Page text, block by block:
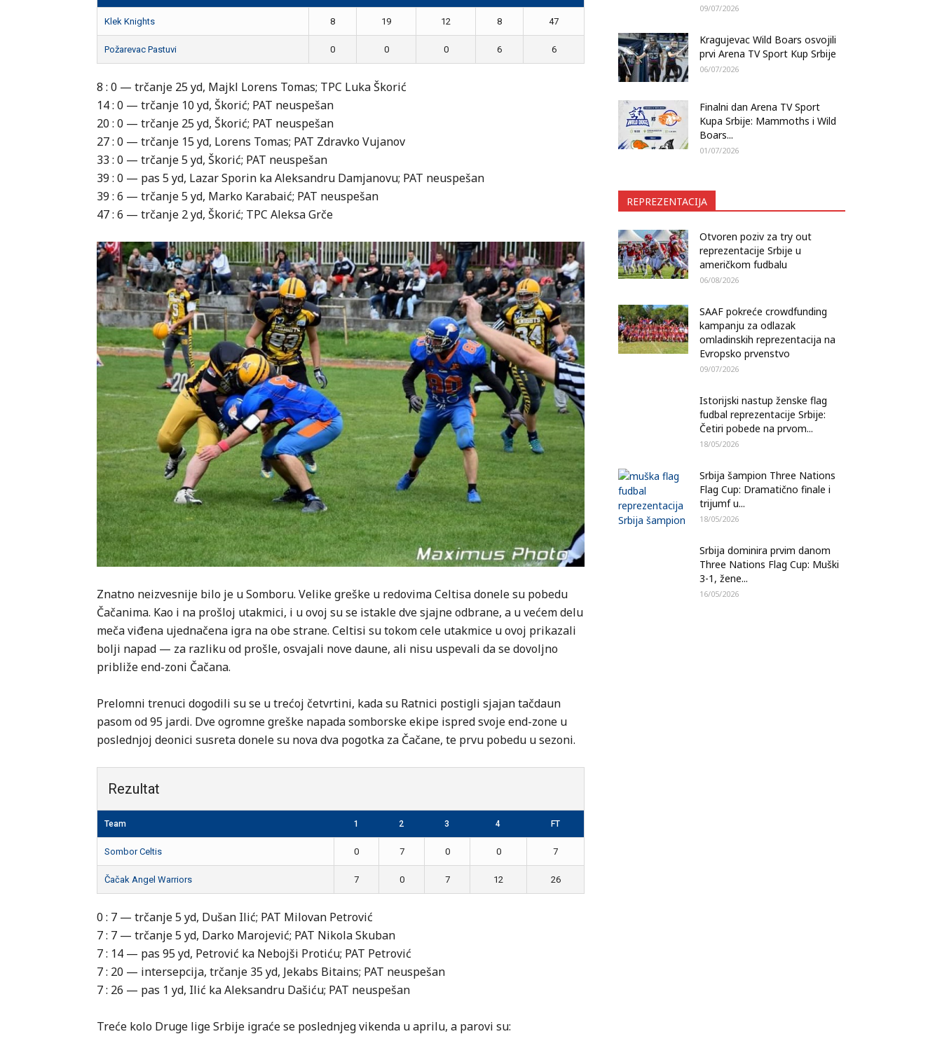
Klek Knights 8 19 12 8 47
Požarevac Pastuvi 0 0 0 6 6
8 : 0 — trčanje 25 yd, Majkl Lorens Tomas; TPC Luka Škorić
14 : 0 — trčanje 10 yd, Škorić; PAT neuspešan
20 : 0 — trčanje 25 yd, Škorić; PAT neuspešan
27 : 0 — trčanje 15 yd, Lorens Tomas; PAT Zdravko Vujanov
33 : 0 — trčanje 5 yd, Škorić; PAT neuspešan
39 : 0 — pas 5 yd, Lazar Sporin ka Aleksandru Damjanovu; PAT neuspešan
39 : 6 — trčanje 5 yd, Marko Karabaić; PAT neuspešan
47 : 6 — trčanje 2 yd, Škorić; TPC Aleksa Grče
Znatno neizvesnije bilo je u Somboru. Velike greške u redovima Celtisa donele su pobedu
Čačanima. Kao i na prošloj utakmici, i u ovoj su se istakle dve sjajne odbrane, a u većem delu
meča viđena ujednačena igra na obe strane. Celtisi su tokom cele utakmice u ovoj prikazali
bolji napad — za razliku od prošle, osvajali nove daune, ali nisu uspevali da se dovoljno
približe end-zoni Čačana.
Prelomni trenuci dogodili su se u trećoj četvrtini, kada su Ratnici postigli sjajan tačdaun
pasom od 95 jardi. Dve ogromne greške napada somborske ekipe ispred svoje end-zone u
poslednjoj deonici susreta donele su nova dva pogotka za Čačane, te prvu pobedu u sezoni.
Rezultat
Team 1 2 3 4 FT
Sombor Celtis 0 7 0 0 7
Čačak Angel Warriors 7 0 7 12 26
0 : 7 — trčanje 5 yd, Dušan Ilić; PAT Milovan Petrović
7 : 7 — trčanje 5 yd, Darko Marojević; PAT Nikola Skuban
7 : 14 — pas 95 yd, Petrović ka Nebojši Protiću; PAT Petrović
7 : 20 — intersepcija, trčanje 35 yd, Jekabs Bitains; PAT neuspešan
7 : 26 — pas 1 yd, Ilić ka Aleksandru Dašiću; PAT neuspešan
Treće kolo Druge lige Srbije igraće se poslednjeg vikenda u aprilu, a parovi su:
09/07/2026
Kragujevac Wild Boars osvojili
prvi Arena TV Sport Kup Srbije
06/07/2026
Finalni dan Arena TV Sport
Kupa Srbije: Mammoths i Wild
Boars...
01/07/2026
REPREZENTACIJA
Otvoren poziv za try out
reprezentacije Srbije u
američkom fudbalu
06/08/2026
SAAF pokreće crowdfunding
kampanju za odlazak
omladinskih reprezentacija na
Evropsko prvenstvo
09/07/2026
Istorijski nastup ženske flag
fudbal reprezentacije Srbije:
Četiri pobede na prvom...
18/05/2026
Srbija šampion Three Nations
Flag Cup: Dramatično finale i
trijumf u...
18/05/2026
Srbija dominira prvim danom
Three Nations Flag Cup: Muški
3-1, žene...
16/05/2026